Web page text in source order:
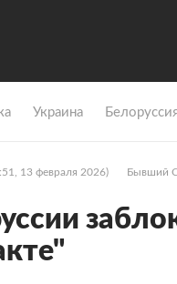
Украина
13 февраля 2026) Бывший